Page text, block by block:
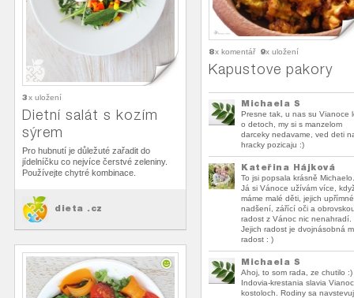
3x uložení
Dietní salát s kozím
sýrem
Pro hubnutí je důležuté zařadit do
jídelníčku co nejvíce čerstvé zeleniny.
Používejte chytré kombinace.
dieta .cz
8x komentář 9x uložení
Kapustove pakory
Michaela S
Presne tak, u nas su Vianoce
o detoch, my si s manzelom
darceky nedavame, ved deti
hracky pozicaju :)
Kateřina Hájková
To jsi popsala krásně Michaelo.
Já si Vánoce užívám více,
máme malé děti, jejich upřímné
nadšení, zářící oči a
radost z Vánoc nic nenahradí.
Jejich radost je dvojnásobná
radost : )
Michaela S
Ahoj, to som rada, ze chutilo :)
Indovia-krestania slavia
kostoloch. Rodiny sa